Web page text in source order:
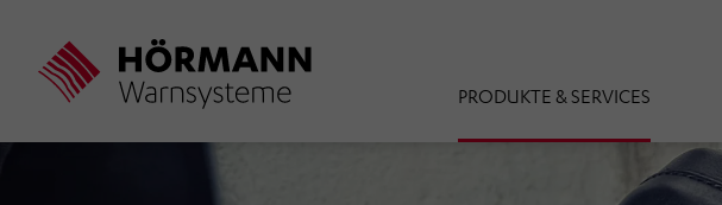
Inhalt
PRODUKTE & SERVICES